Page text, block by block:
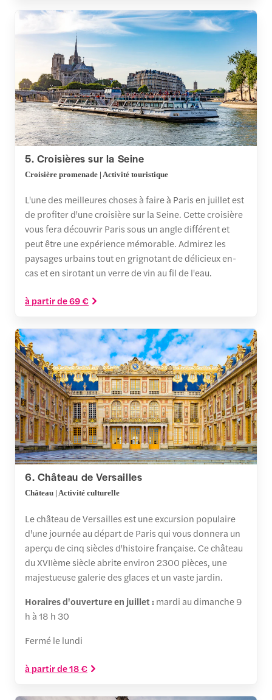
5. Croisières sur la Seine
Croisière promenade | Activité touristique
L'une des meilleures choses à faire à Paris en juillet est
de profiter d'une croisière sur la Seine. Cette croisière
vous fera découvrir Paris sous un angle différent et
peut être une expérience mémorable. Admirez les
paysages urbains tout en grignotant de délicieux en-
cas et en sirotant un verre de vin au fil de l'eau.
à partir de 69 €
6. Château de Versailles
Château | Activité culturelle
Le château de Versailles est une excursion populaire
d'une journée au départ de Paris qui vous donnera un
aperçu de cinq siècles d'histoire française. Ce château
du XVIIème siècle abrite environ 2300 pièces, une
majestueuse galerie des glaces et un vaste jardin.
Horaires d'ouverture en juillet : mardi au dimanche 9
h à 18 h 30
Fermé le lundi
à partir de 18 €